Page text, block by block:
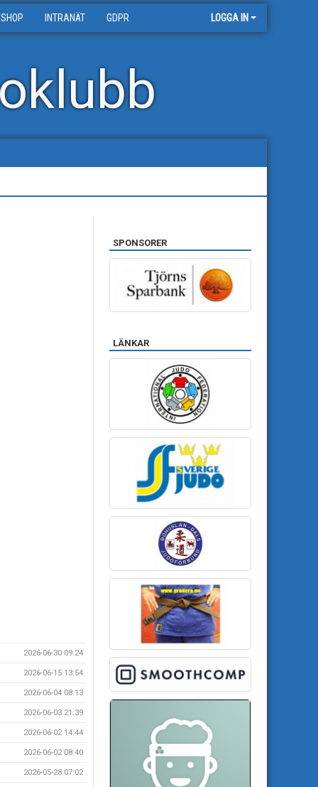
INTRANÄT GDPR LOGGA IN
2026-06-30 09:24
2026-06-15 13:54
2026-06-04 08:13
2026-06-03 21:39
2026-06-02 14:44
2026-06-02 08:40
2026-05-28 07:02
SPONSORER
LÄNKAR